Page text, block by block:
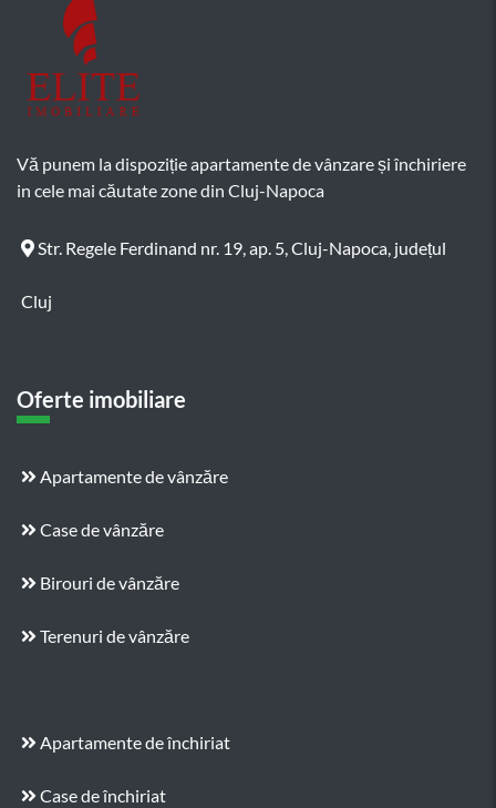
Vă punem la dispoziție apartamente de vânzare și închiriere
in cele mai căutate zone din Cluj-Napoca
Str. Regele Ferdinand nr. 19, ap. 5, Cluj-Napoca, județul
Cluj
Oferte imobiliare
Apartamente de vânzăre
Case de vânzăre
Birouri de vânzăre
Terenuri de vânzăre
Apartamente de închiriat
Case de închiriat